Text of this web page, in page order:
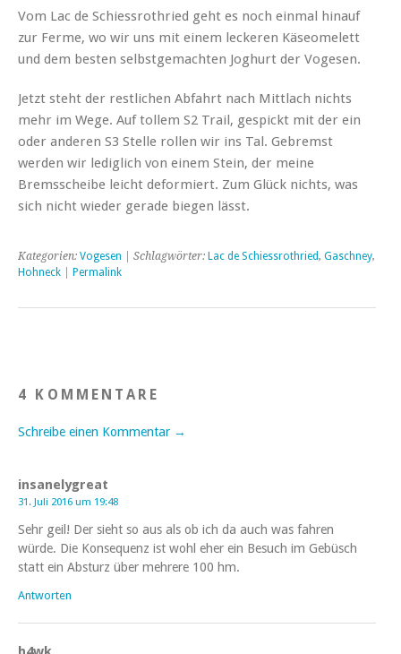
Vom Lac de Schiessrothried geht es noch einmal hinauf
zur Ferme, wo wir uns mit einem leckeren Käseomelett
und dem besten selbstgemachten Joghurt der Vogesen.
Jetzt steht der restlichen Abfahrt nach Mittlach nichts
mehr im Wege. Auf tollem S2 Trail, gespickt mit der ein
oder anderen S3 Stelle rollen wir ins Tal. Gebremst
werden wir lediglich von einem Stein, der meine
Bremsscheibe leicht deformiert. Zum Glück nichts, was
sich nicht wieder gerade biegen lässt.
Kategorien: Vogesen | Schlagwörter: Lac de Schiessrothried, Gaschney,
Hohneck
Permalink
4 KOMMENTARE
Schreibe einen Kommentar →
insanelygreat
31. Juli 2016 um 19:48
Sehr geil! Der sieht so aus als ob ich da auch was fahren
würde. Die Konsequenz ist wohl eher ein Besuch im Gebüsch
statt ein Absturz über mehrere 100 hm.
Antworten